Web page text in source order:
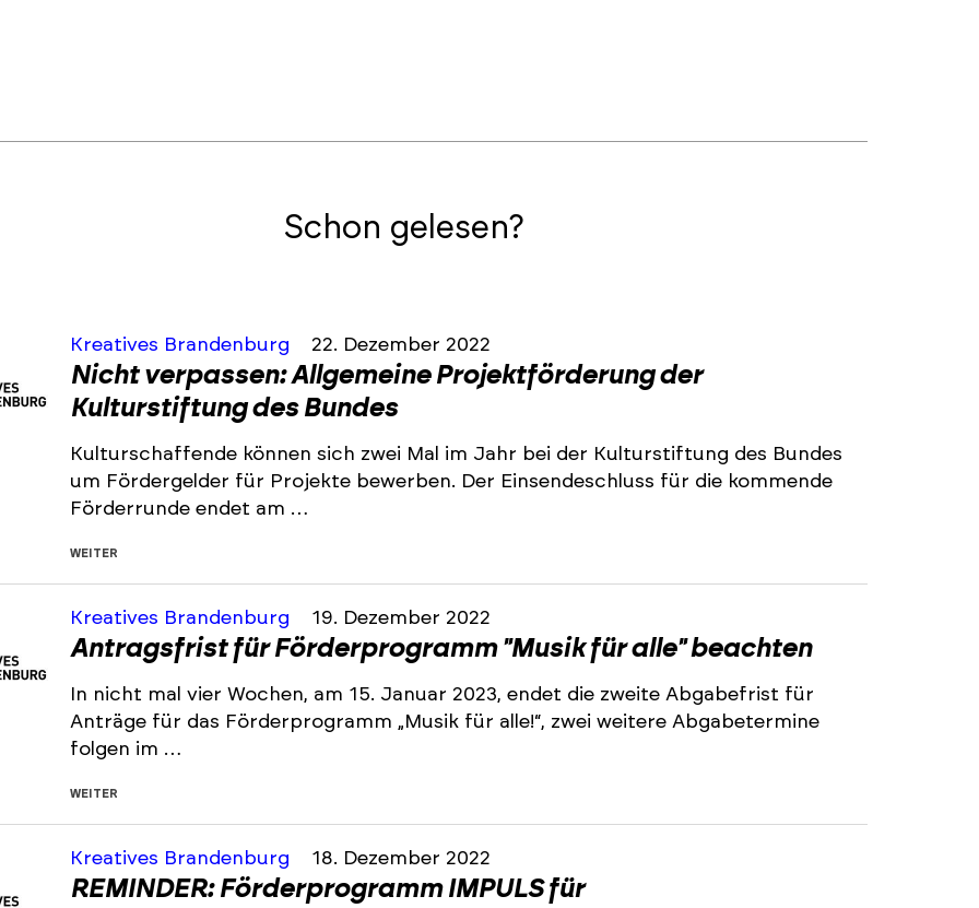
Schon gelesen?
Kreatives Brandenburg 22. Dezember 2022
Nicht verpassen: Allgemeine Projektförderung der
Kulturstiftung des Bundes
Kulturschaffende können sich zwei Mal im Jahr bei der Kulturstiftung des Bundes
um Fördergelder für Projekte bewerben. Der Einsendeschluss für die kommende
Förderrunde endet am …
WEITER
Kreatives Brandenburg 19. Dezember 2022
Antragsfrist für Förderprogramm "Musik für alle" beachten
In nicht mal vier Wochen, am 15. Januar 2023, endet die zweite Abgabefrist für
Anträge für das Förderprogramm „Musik für alle!“, zwei weitere Abgabetermine
folgen im …
WEITER
Kreatives Brandenburg 18. Dezember 2022
REMINDER: Förderprogramm IMPULS für